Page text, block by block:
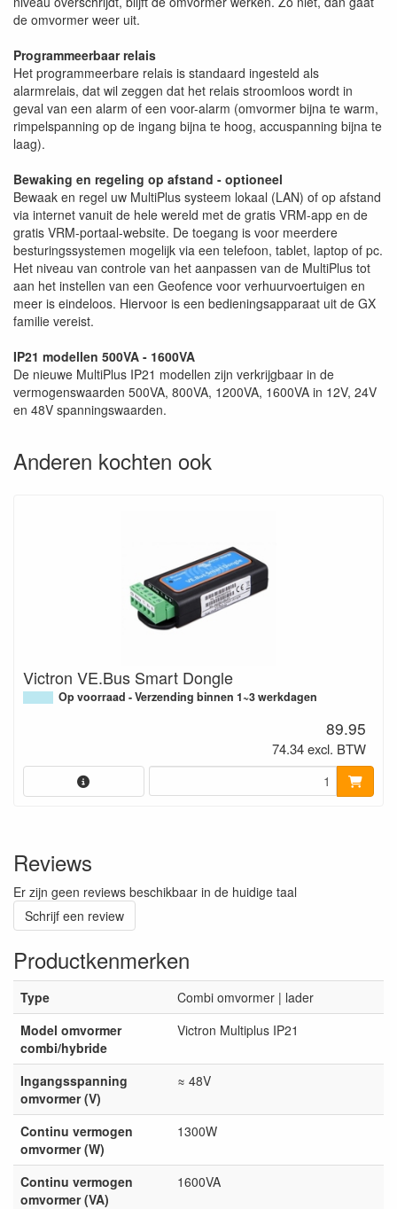
de omvormer weer uit.
Programmeerbaar relais
Het programmeerbare relais is standaard ingesteld als
alarmrelais, dat wil zeggen dat het relais stroomloos wordt in
geval van een alarm of een voor-alarm (omvormer bijna te warm,
rimpelspanning op de ingang bijna te hoog, accuspanning bijna te
laag).
Bewaking en regeling op afstand - optioneel
Bewaak en regel uw MultiPlus systeem lokaal (LAN) of op afstand
via internet vanuit de hele wereld met de gratis VRM-app en de
gratis VRM-portaal-website. De toegang is voor meerdere
besturingssystemen mogelijk via een telefoon, tablet, laptop of pc.
Het niveau van controle van het aanpassen van de MultiPlus tot
aan het instellen van een Geofence voor verhuurvoertuigen en
meer is eindeloos. Hiervoor is een bedieningsapparaat uit de GX
familie vereist.
IP21 modellen 500VA - 1600VA
De nieuwe MultiPlus IP21 modellen zijn verkrijgbaar in de
vermogenswaarden 500VA, 800VA, 1200VA, 1600VA in 12V, 24V
en 48V spanningswaarden.
Anderen kochten ook
Victron VE.Bus Smart Dongle
Op voorraad - Verzending binnen 1~3 werkdagen
89.95
74.34 excl. BTW
Reviews
Er zijn geen reviews beschikbaar in de huidige taal
Schrijf een review
Productkenmerken
Type
Combi omvormer | lader
Model omvormer
combi/hybride
Victron Multiplus IP21
Ingangsspanning
omvormer (V)
≈ 48V
Continu vermogen
omvormer (W)
1300W
Continu vermogen
omvormer (VA)
1600VA